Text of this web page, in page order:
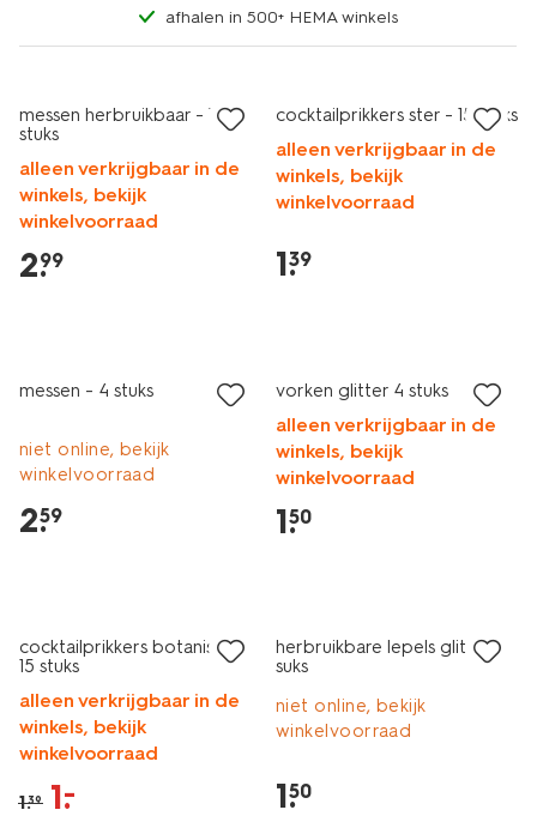
afhalen in 500+ HEMA winkels
messen herbruikbaar - 10
stuks
alleen verkrijgbaar in de
winkels, bekijk
winkelvoorraad
2.
99
cocktailprikkers ster - 15 stuks
alleen verkrijgbaar in de
winkels, bekijk
winkelvoorraad
1.
39
messen - 4 stuks
niet online, bekijk
winkelvoorraad
2.
59
vorken glitter 4 stuks
alleen verkrijgbaar in de
winkels, bekijk
winkelvoorraad
1.
50
cocktailprikkers botanisch -
15 stuks
alleen verkrijgbaar in de
winkels, bekijk
winkelvoorraad
1.39 1.
–
herbruikbare lepels glitter 4
suks
niet online, bekijk
winkelvoorraad
1.
50